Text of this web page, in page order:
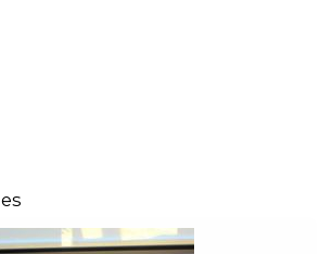
face à cette nouvelle donne
cas d’usages ont vu le jour ces 2
?
feriez-vous pour aider